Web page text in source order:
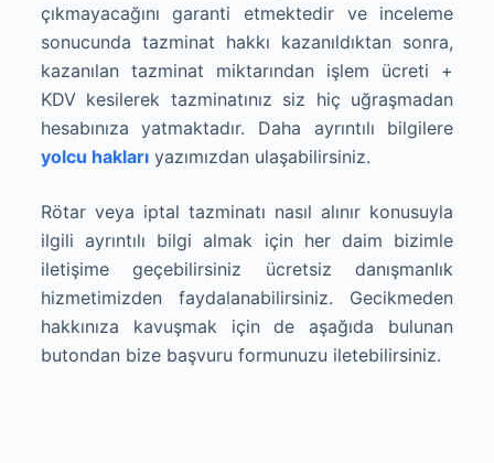
çıkmayacağını garanti etmektedir ve inceleme
sonucunda tazminat hakkı kazanıldıktan sonra,
kazanılan tazminat miktarından işlem ücreti +
KDV kesilerek tazminatınız siz hiç uğraşmadan
hesabınıza yatmaktadır. Daha ayrıntılı bilgilere
yolcu haklarıyazımızdan ulaşabilirsiniz.
Rötar veya iptal tazminatı nasıl alınır konusuyla
ilgili ayrıntılı bilgi almak için her daim bizimle
iletişime geçebilirsiniz ücretsiz danışmanlık
hizmetimizden faydalanabilirsiniz. Gecikmeden
hakkınıza kavuşmak için de aşağıda bulunan
butondan bize başvuru formunuzu iletebilirsiniz.